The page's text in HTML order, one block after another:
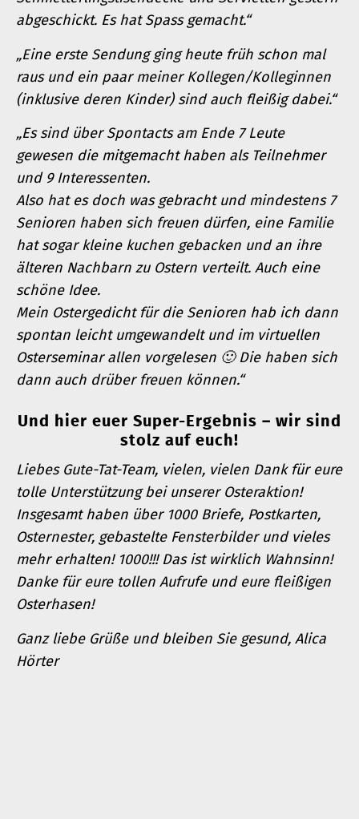
abgeschickt. Es hat Spass gemacht.“
„Eine erste Sendung ging heute früh schon mal
raus und ein paar meiner Kollegen/Kolleginnen
(inklusive deren Kinder) sind auch fleißig dabei.“
„Es sind über Spontacts am Ende 7 Leute
gewesen die mitgemacht haben als Teilnehmer
und 9 Interessenten.
Also hat es doch was gebracht und mindestens 7
Senioren haben sich freuen dürfen, eine Familie
hat sogar kleine kuchen gebacken und an ihre
älteren Nachbarn zu Ostern verteilt. Auch eine
schöne Idee.
Mein Ostergedicht für die Senioren hab ich dann
spontan leicht umgewandelt und im virtuellen
Osterseminar allen vorgelesen 🙂 Die haben sich
dann auch drüber freuen können.“
Und hier euer Super-Ergebnis – wir sind
stolz auf euch!
Liebes Gute-Tat-Team, vielen, vielen Dank für eure
tolle Unterstützung bei unserer Osteraktion!
Insgesamt haben über 1000 Briefe, Postkarten,
Osternester, gebastelte Fensterbilder und vieles
mehr erhalten! 1000!!! Das ist wirklich Wahnsinn!
Danke für eure tollen Aufrufe und eure fleißigen
Osterhasen!
Ganz liebe Grüße und bleiben Sie gesund, Alica
Hörter